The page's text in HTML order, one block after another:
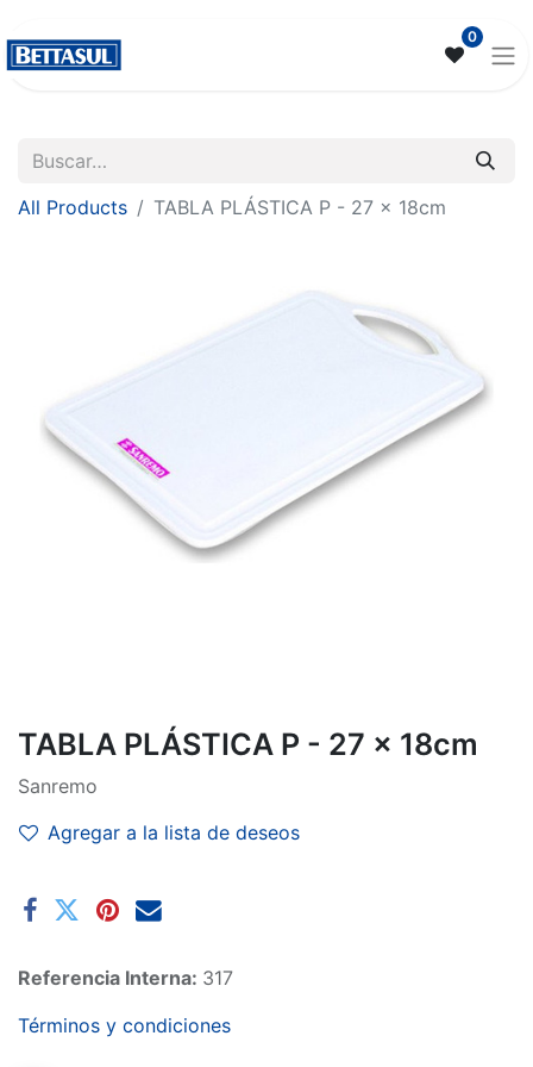
0
All Products TABLA PLÁSTICA P - 27 x 18cm
TABLA PLÁSTICA P - 27 x 18cm
Sanremo
Agregar a la lista de deseos
Referencia Interna: 317
Términos y condiciones